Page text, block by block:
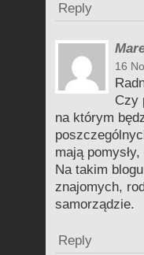
Reply
16
Czy
na którym
mają
Na takim
znajomych,
samorządzie.
Reply